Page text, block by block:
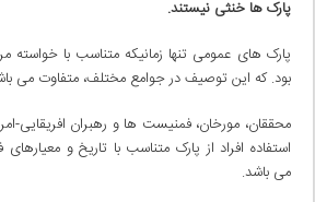
پارک ها خنثی نیستند.
پارک های عمومی تنها زمانیکه متناسب با خواسته
بود. که این توصیف در جوامع مختلف، متفاوت می
محققان، مورخان، فمنیست ها و رهبران افریقایی-
استفاده افراد از پارک متناسب با تاریخ و
می باشد.